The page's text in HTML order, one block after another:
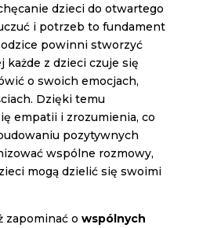
dzieci do otwartego
i potrzeb to fundament
powinni stworzyć
każde z dzieci czuje się
o swoich emocjach,
Dzięki temu
empatii i zrozumienia, co
pozytywnych
wspólne rozmowy,
mogą dzielić się swoimi
zapominać o wspólnych